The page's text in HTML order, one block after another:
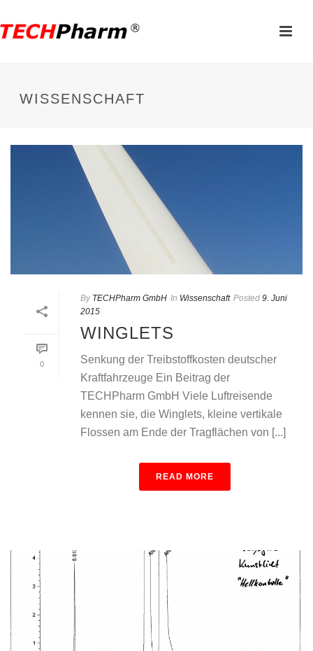
WISSENSCHAFT
0
By TECHPharm GmbH In Wissenschaft Posted 9. Juni
2015
WINGLETS
Senkung der Treibstoffkosten deutscher
Kraftfahrzeuge Ein Beitrag der
TECHPharm GmbH Viele Luftreisende
kennen sie, die Winglets, kleine vertikale
Flossen am Ende der Tragflächen von [...]
READ MORE